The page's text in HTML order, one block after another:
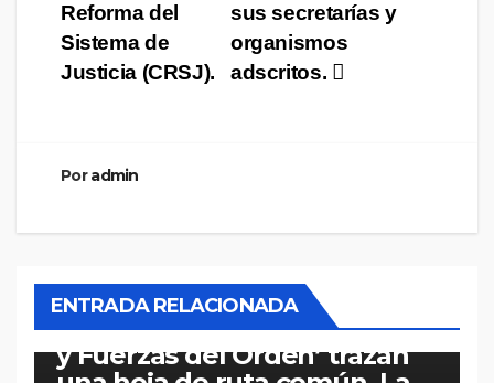
sus secretarías y
organismos
adscritos.
Reforma del
Sistema de
Justicia (CRSJ).
Poradmin
ENTRADA RELACIONADA
reunión histórica donde
‘Ejecutivo, Ministerio Público
y Fuerzas del Orden’ trazan